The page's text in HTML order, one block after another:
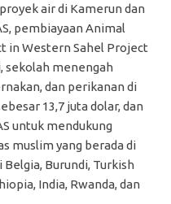
air di Kamerun dan
pembiayaan Animal
in Western Sahel Project
sekolah menengah
dan perikanan di
13,7 juta dolar, dan
untuk mendukung
muslim yang berada di
Burundi, Turkish
India, Rwanda, dan